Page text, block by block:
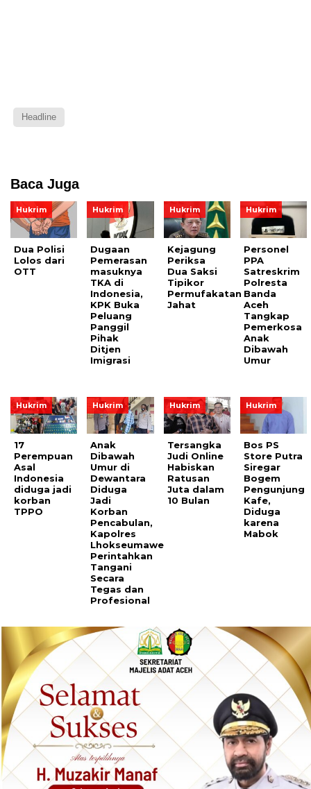
Headline
Baca Juga
Hukrim
Dua Polisi
Lolos dari
OTT
Hukrim
Dugaan
Pemerasan
masuknya
TKA di
Indonesia,
KPK Buka
Peluang
Panggil
Pihak
Ditjen
Imigrasi
Hukrim
Kejagung
Periksa
Dua Saksi
Tipikor
Permufakatan
Jahat
Hukrim
Personel
PPA
Satreskrim
Polresta
Banda
Aceh
Tangkap
Pemerkosa
Anak
Dibawah
Umur
Hukrim
17
Perempuan
Asal
Indonesia
diduga jadi
korban
TPPO
Hukrim
Anak
Dibawah
Umur di
Dewantara
Diduga
Jadi
Korban
Pencabulan,
Kapolres
Lhokseumawe
Perintahkan
Tangani
Secara
Tegas dan
Profesional
Hukrim
Tersangka
Judi Online
Habiskan
Ratusan
Juta dalam
10 Bulan
Hukrim
Bos PS
Store Putra
Siregar
Bogem
Pengunjung
Kafe,
Diduga
karena
Mabok